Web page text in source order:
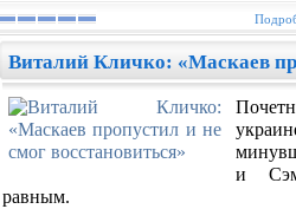
Виталий Кличко: «Маскаев
и
равным.